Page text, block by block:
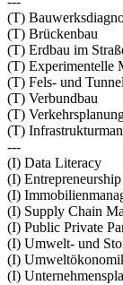
(T)
(T) Brückenbau
(T) Erdbau im
(T) Experimentelle
(T) Fels- und
(T) Verbundbau
(T)
(T)
---
(I) Data Literacy
(I) Entrepreneurship
(I)
(I) Supply Chain
(I) Public Private
(I) Umwelt- und
(I)
(I)